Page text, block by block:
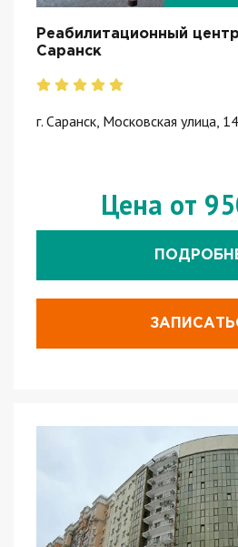
Реабилитационный
Саранск
г. Саранск, Московская улица, 14
Цена от